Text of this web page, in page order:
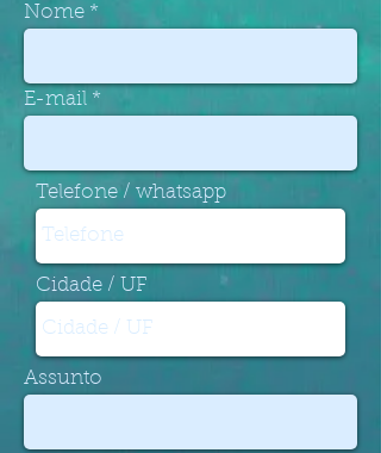
Nome
E-mail
Assunto
Telefone / whatsapp
Cidade / UF